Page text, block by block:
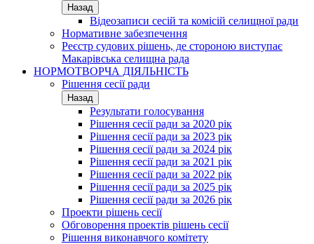
Назад
Відеозаписи сесій та комісій селищної ради
Нормативне забезпечення
Реєстр судових рішень, де стороною виступає
Макарівська селищна рада
НОРМОТВОРЧА ДІЯЛЬНІСТЬ
Рішення сесії ради
Назад
Результати голосування
Рішення сесії ради за 2020 рік
Рішення сесії ради за 2023 рік
Рішення сесії ради за 2024 рік
Рішення сесії ради за 2021 рік
Рішення сесії ради за 2022 рік
Рішення сесії ради за 2025 рік
Рішення сесії ради за 2026 рік
Проекти рішень сесії
Обговорення проектів рішень сесії
Рішення виконавчого комітету